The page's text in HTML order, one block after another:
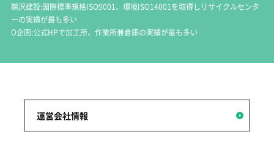
鵜沢建設:国際標準規格ISO9001、環境ISO14001を取得しリサイクルセンタ
ーの実績が最も多い
O企画:公式HPで加工所、作業所兼倉庫の実績が最も多い
運営会社情報